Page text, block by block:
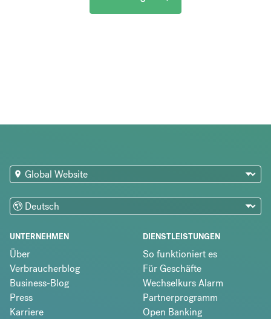
UNTERNEHMEN
Über
Verbraucherblog
Business-Blog
Press
Karriere
DIENSTLEISTUNGEN
So funktioniert es
Für Geschäfte
Wechselkurs Alarm
Partnerprogramm
Open Banking